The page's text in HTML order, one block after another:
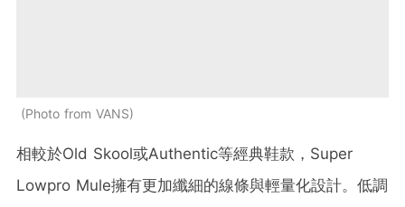
Photo from VANS
相較於Old Skool或Authentic等經典鞋款，Super
Lowpro Mule擁有更加纖細的線條與輕量化設計。低調